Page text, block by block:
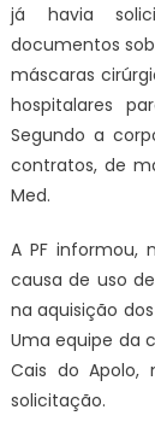
já havia
documentos
máscaras
hospitalares
Segundo a
contratos, de
Med.
A PF informou,
causa de uso
na aquisição
Uma equipe da
Cais do
solicitação.